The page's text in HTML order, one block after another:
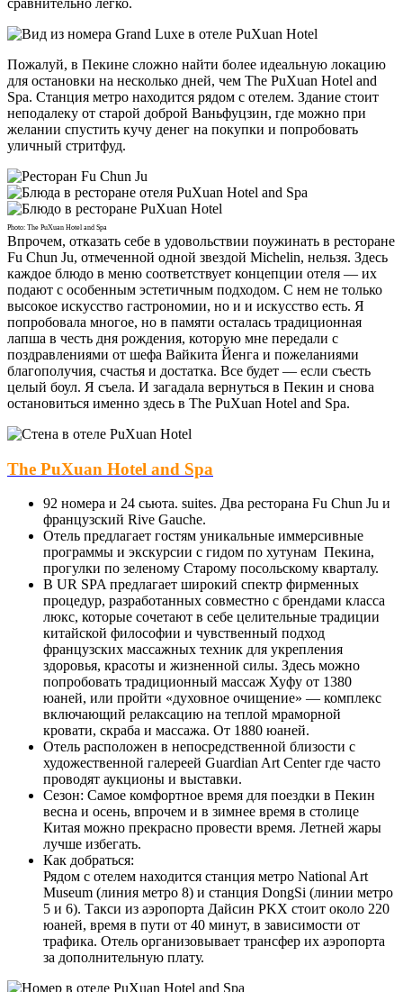
Пожалуй, в Пекине сложно найти более идеальную локацию
для остановки на несколько дней, чем The PuXuan Hotel and
Spa. Станция метро находится рядом с отелем. Здание стоит
неподалеку от старой доброй Ваньфуцзин, где можно при
желании спустить кучу денег на покупки и попробовать
уличный стритфуд.
Photo: The PuXuan Hotel and Spa
Впрочем, отказать себе в удовольствии поужинать в ресторане
Fu Chun Ju, отмеченной одной звездой Michelin, нельзя. Здесь
каждое блюдо в меню соответствует концепции отеля — их
подают с особенным эстетичным подходом. С нем не только
высокое искусство гастрономии, но и и искусство есть. Я
попробовала многое, но в памяти осталась традиционная
лапша в честь дня рождения, которую мне передали с
поздравлениями от шефа Вайкита Йенга и пожеланиями
благополучия, счастья и достатка. Все будет — если съесть
целый боул. Я съела. И загадала вернуться в Пекин и снова
остановиться именно здесь в The PuXuan Hotel and Spa.
The PuXuan Hotel and Spa
92 номера и 24 сьюта. suites. Два ресторана Fu Chun Ju и
французский Rive Gauche.
Отель предлагает гостям уникальные иммерсивные
программы и экскурсии с гидом по хутунам Пекина,
прогулки по зеленому Старому посольскому кварталу.
В UR SPA предлагает широкий спектр фирменных
процедур, разработанных совместно с брендами класса
люкс, которые сочетают в себе целительные традиции
китайской философии и чувственный подход
французских массажных техник для укрепления
здоровья, красоты и жизненной силы. Здесь можно
попробовать традиционный массаж Хуфу от 1380
юаней, или пройти «духовное очищение» — комплекс
включающий релаксацию на теплой мраморной
кровати, скраба и массажа. От 1880 юаней.
Отель расположен в непосредственной близости с
художественной галереей Guardian Art Center где часто
проводят аукционы и выставки.
Cезон: Самое комфортное время для поездки в Пекин
весна и осень, впрочем и в зимнее время в столице
Китая можно прекрасно провести время. Летней жары
лучше избегать.
Как добраться:
Рядом с отелем находится станция метро National Art
Museum (линия метро 8) и станция DongSi (линии метро
5 и 6). Такси из аэропорта Дайсин PKX стоит около 220
юаней, время в пути от 40 минут, в зависимости от
трафика. Отель организовывает трансфер их аэропорта
за дополнительную плату.